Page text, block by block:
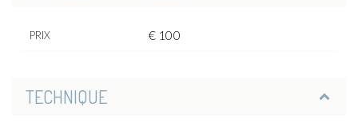
PRIX € 100
TECHNIQUE